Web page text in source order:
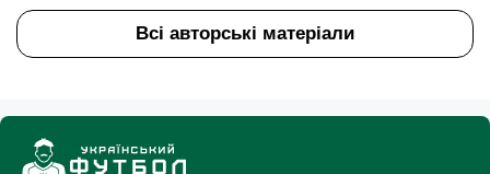
Всі авторські матеріали